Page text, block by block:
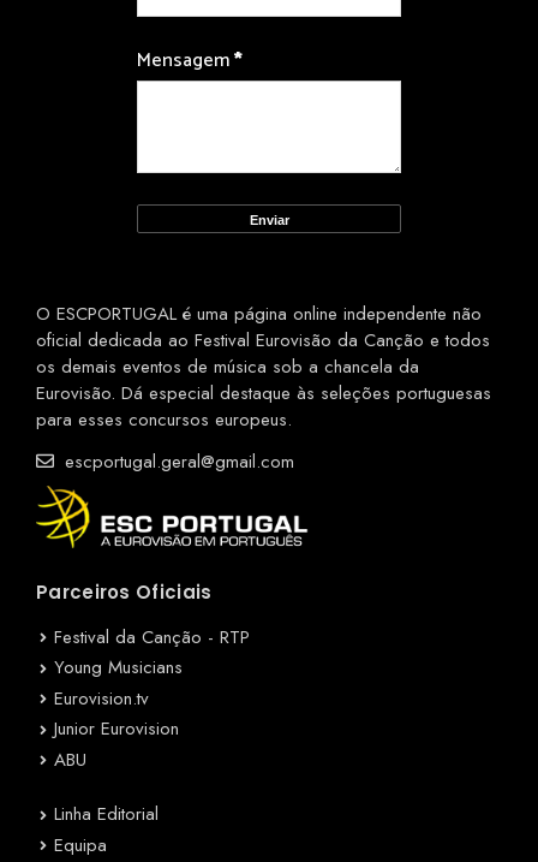
Mensagem*
O ESCPORTUGAL é uma página online independente não
oficial dedicada ao Festival Eurovisão da Canção e todos
os demais eventos de música sob a chancela da
Eurovisão. Dá especial destaque às seleções portuguesas
para esses concursos europeus.
escportugal.geral@gmail.com
Parceiros Oficiais
Festival da Canção - RTP
Young Musicians
Eurovision.tv
Junior Eurovision
ABU
Linha Editorial
Equipa